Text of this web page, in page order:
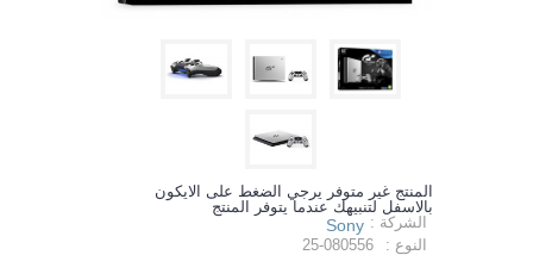
المنتج غير متوفر يرجي الضغط على الايكون
بالاسفل لتنبيهك عندما يتوفر المنتج
الشركة : Sony
النوع :
25-080556